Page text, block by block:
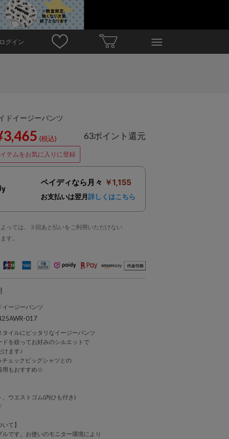
ログイン
ドイージーパンツ
(税込) 63ポイント還元
テムをお気に入りに登録
ペイディなら月々 ￥1,155
お支払いは翌月 詳しくはこちら
っては、３回あと払いをご利用いただけない
す。
イージーパンツ
017
タイルにピッタリなイージーパンツ
ドを絞ってお好みのシルエットで
けます♪
チェックビッグシャツとの
用もおすすめ☆
、ウエストゴム(内ひも付き)
て】
ルです。お使いのモニター環境により